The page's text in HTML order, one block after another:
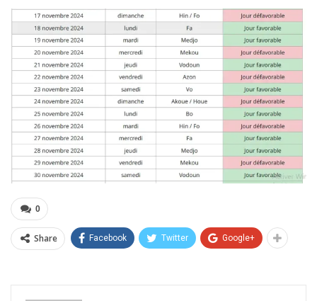
0
Share Facebook Twitter Google+